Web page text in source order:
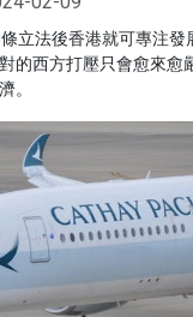
立法後香港就可專注發
的西方打壓只會愈來愈
。